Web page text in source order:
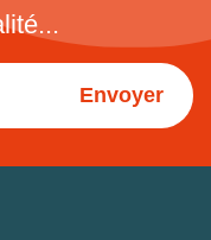
Envoyer